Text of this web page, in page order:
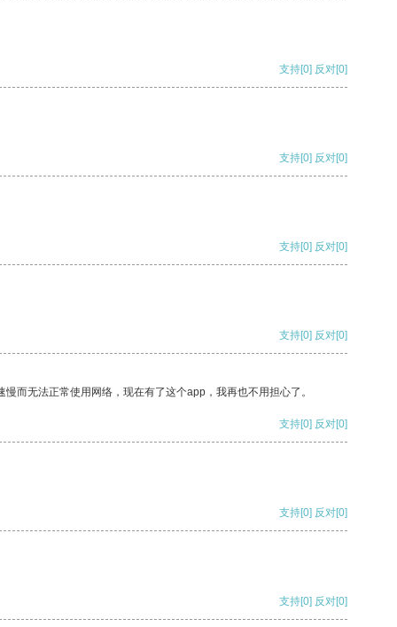
支持[0] 反对[0]
支持[0] 反对[0]
支持[0] 反对[0]
支持[0] 反对[0]
而无法正常使用网络，现在有了这个app，我再也不用担心了。
支持[0] 反对[0]
支持[0] 反对[0]
支持[0] 反对[0]